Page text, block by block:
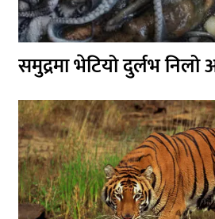
समुद्रमा भेटियो दुर्लभ निलो